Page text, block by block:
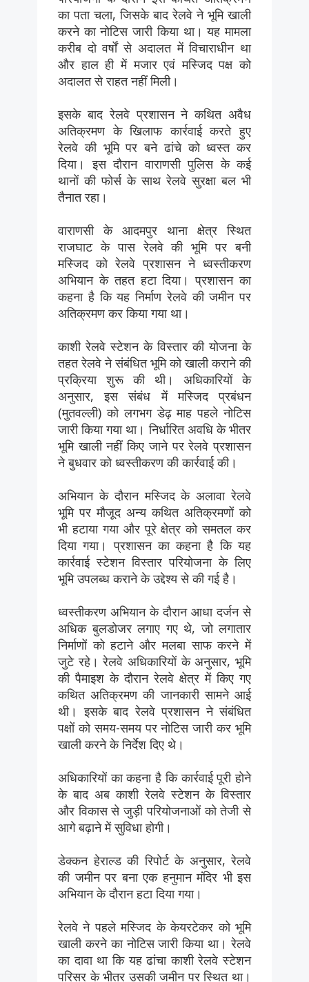
का पता चला, जिसके बाद रेलवे ने भूमि खाली
करने का नोटिस जारी किया था। यह मामला
करीब दो वर्षों से अदालत में विचाराधीन था
और हाल ही में मजार एवं मस्जिद पक्ष को
अदालत से राहत नहीं मिली।
इसके बाद रेलवे प्रशासन ने कथित अवैध
अतिक्रमण के खिलाफ कार्रवाई करते हुए
रेलवे की भूमि पर बने ढांचे को ध्वस्त कर
दिया। इस दौरान वाराणसी पुलिस के कई
थानों की फोर्स के साथ रेलवे सुरक्षा बल भी
तैनात रहा।
वाराणसी के आदमपुर थाना क्षेत्र स्थित
राजघाट के पास रेलवे की भूमि पर बनी
मस्जिद को रेलवे प्रशासन ने ध्वस्तीकरण
अभियान के तहत हटा दिया। प्रशासन का
कहना है कि यह निर्माण रेलवे की जमीन पर
अतिक्रमण कर किया गया था।
काशी रेलवे स्टेशन के विस्तार की योजना के
तहत रेलवे ने संबंधित भूमि को खाली कराने की
प्रक्रिया शुरू की थी। अधिकारियों के
अनुसार, इस संबंध में मस्जिद प्रबंधन
(मुतवल्ली) को लगभग डेढ़ माह पहले नोटिस
जारी किया गया था। निर्धारित अवधि के भीतर
भूमि खाली नहीं किए जाने पर रेलवे प्रशासन
ने बुधवार को ध्वस्तीकरण की कार्रवाई की।
अभियान के दौरान मस्जिद के अलावा रेलवे
भूमि पर मौजूद अन्य कथित अतिक्रमणों को
भी हटाया गया और पूरे क्षेत्र को समतल कर
दिया गया। प्रशासन का कहना है कि यह
कार्रवाई स्टेशन विस्तार परियोजना के लिए
भूमि उपलब्ध कराने के उद्देश्य से की गई है।
ध्वस्तीकरण अभियान के दौरान आधा दर्जन से
अधिक बुलडोजर लगाए गए थे, जो लगातार
निर्माणों को हटाने और मलबा साफ करने में
जुटे रहे। रेलवे अधिकारियों के अनुसार, भूमि
की पैमाइश के दौरान रेलवे क्षेत्र में किए गए
कथित अतिक्रमण की जानकारी सामने आई
थी। इसके बाद रेलवे प्रशासन ने संबंधित
पक्षों को समय-समय पर नोटिस जारी कर भूमि
खाली करने के निर्देश दिए थे।
अधिकारियों का कहना है कि कार्रवाई पूरी होने
के बाद अब काशी रेलवे स्टेशन के विस्तार
और विकास से जुड़ी परियोजनाओं को तेजी से
आगे बढ़ाने में सुविधा होगी।
डेक्कन हेराल्ड की रिपोर्ट के अनुसार, रेलवे
की जमीन पर बना एक हनुमान मंदिर भी इस
अभियान के दौरान हटा दिया गया।
रेलवे ने पहले मस्जिद के केयरटेकर को भूमि
खाली करने का नोटिस जारी किया था। रेलवे
का दावा था कि यह ढांचा काशी रेलवे स्टेशन
परिसर के भीतर उसकी जमीन पर स्थित था।